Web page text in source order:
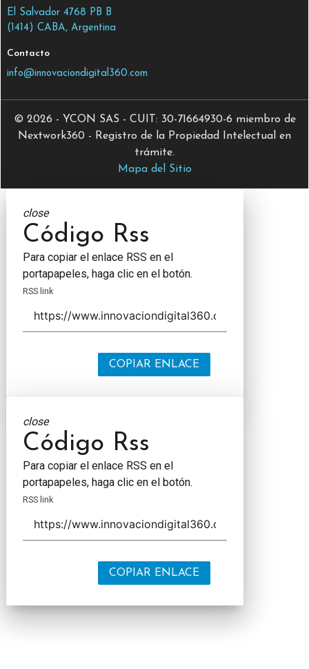
El Salvador 4768 PB B
(1414) CABA, Argentina
Contacto
info@innovaciondigital360.com
© 2026 - YCON SAS - CUIT: 30-71664930-6 miembro de
Nextwork360 - Registro de la Propiedad Intelectual en
trámite.
Mapa del Sitio
close
Código Rss
Para copiar el enlace RSS en el
portapapeles, haga clic en el botón.
RSS link
COPIAR ENLACE
close
Código Rss
Para copiar el enlace RSS en el
portapapeles, haga clic en el botón.
RSS link
COPIAR ENLACE